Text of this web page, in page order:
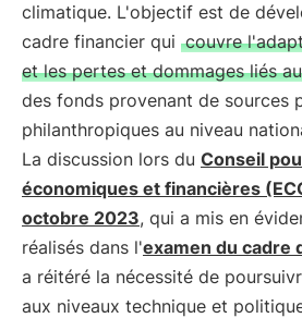
climatique. L'objectif est de
cadre financier qui couvre
et les pertes et dommages liés
des fonds provenant de sources
philanthropiques au niveau
La discussion lors du Conseil
économiques et financières
octobre 2023, qui a mis en
réalisés dans l'examen du cadre
a réitéré la nécessité de
aux niveaux technique et